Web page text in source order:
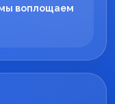
мы воплощаем